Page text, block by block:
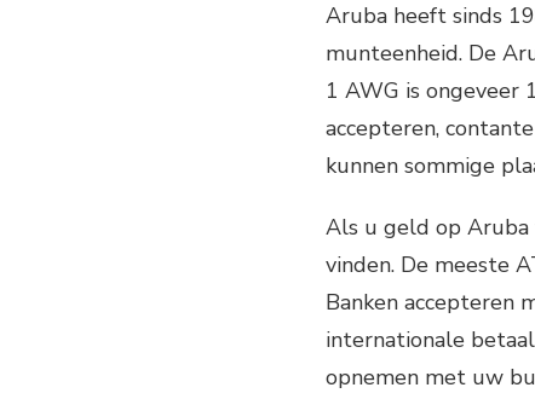
Aruba heeft sinds
munteenheid. De
1 AWG is ongeveer
accepteren,
kunnen sommige
Als u geld op
vinden. De meeste
Banken accepteren
internationale
opnemen met uw